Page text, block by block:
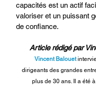
capacités est un actif
valoriser et un puissant
de confiance.
Article rédigé par
Vincent Balouet
dirigeants des grandes
plus de 30 ans. Il a été